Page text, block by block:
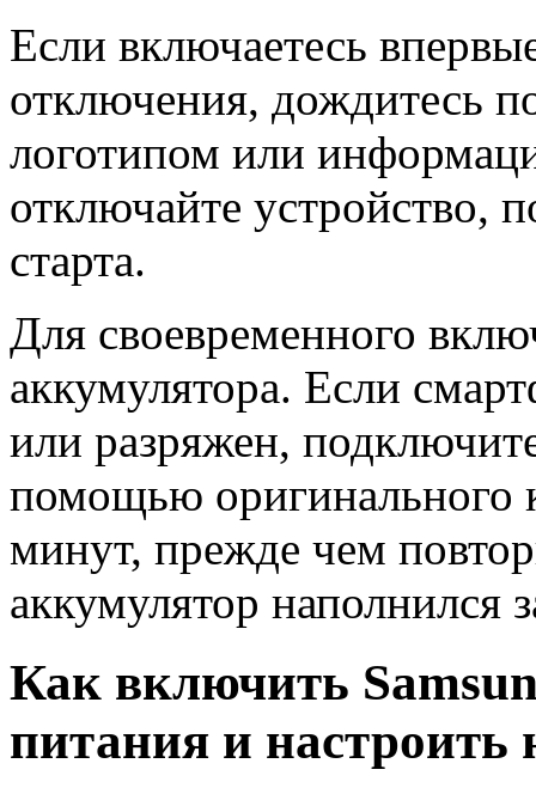
Если включаетесь
отключения, дождитесь
логотипом или
отключайте устройство,
старта.
Для своевременного
аккумулятора. Если
или разряжен,
помощью оригинального
минут, прежде чем
аккумулятор наполнился
Как включить
питания и